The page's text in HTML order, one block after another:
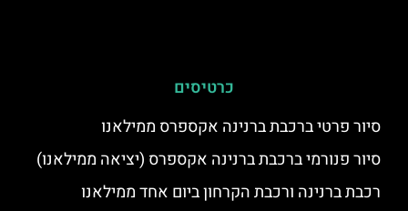
כרטיסים
סיור פרטי ברכבת ברנינה אקספרס ממילאנו
סיור פנורמי ברכבת ברנינה אקספרס (יציאה ממילאנו)
רכבת ברנינה ורכבת הקרחון ביום אחד ממילאנו